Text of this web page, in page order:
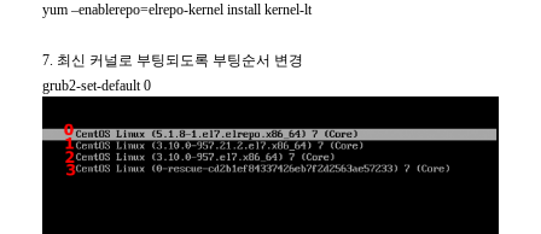
yum –enablerepo=elrepo-kernel install kernel-lt
7. 최신 커널로 부팅되도록 부팅순서 변경
grub2-set-default 0